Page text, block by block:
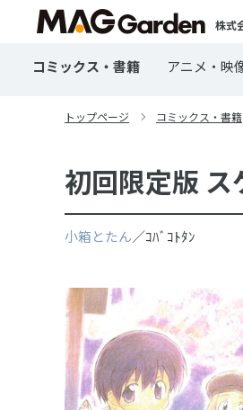
株式
コミックス・書籍 アニメ・映
トップページ コミックス・書籍
初回限定版
小箱とたん／ｺﾊﾞｺﾄﾀﾝ